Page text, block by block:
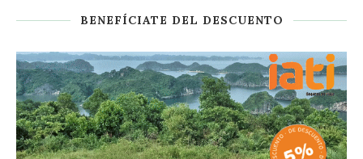
BENEFÍCIATE DEL DESCUENTO